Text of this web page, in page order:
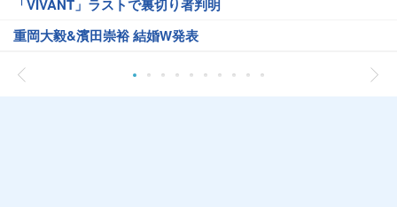
「VIVANT」ラストで裏切り者判明
重岡大毅&濱田崇裕 結婚W発表